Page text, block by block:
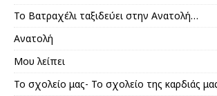
Το Βατραχέλι ταξιδεύει στην Ανατολή…
Ανατολή
Mου λείπει
Το σχολείο μας- Το σχολείο της καρδιάς